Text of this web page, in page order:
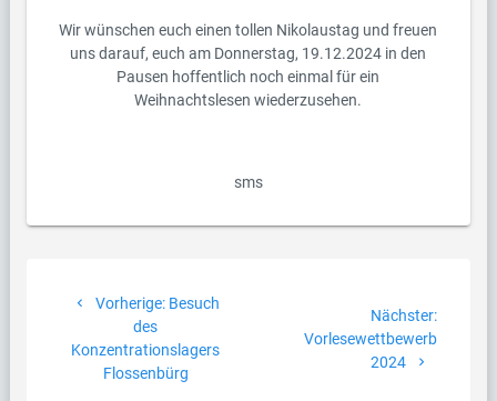
Wir wünschen euch einen tollen Nikolaustag und freuen
uns darauf, euch am Donnerstag, 19.12.2024 in den
Pausen hoffentlich noch einmal für ein
Weihnachtslesen wiederzusehen.
sms
Vorherige: Vorheriger
Besuch
des
Konzentrationslagers
Flossenbürg
Nächster:
Beitrag:
Vorlesewettbewerb
2024